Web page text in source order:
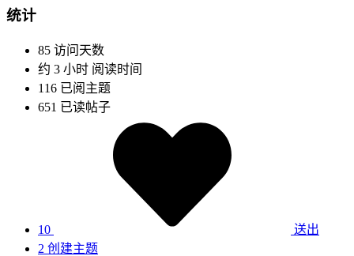
统计
85 访问天数
约 3 小时 阅读时间
116 已阅主题
651 已读帖子
10
送出
2 创建主题